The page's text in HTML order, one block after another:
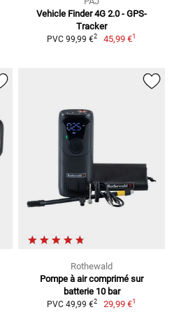
Vehicle Finder 4G 2.0 - GPS-
Tracker
PVC 99,99 €2 45,99 €1
Rothewald
Pompe à air comprimé sur
batterie 10 bar
PVC 49,99 €2 29,99 €1